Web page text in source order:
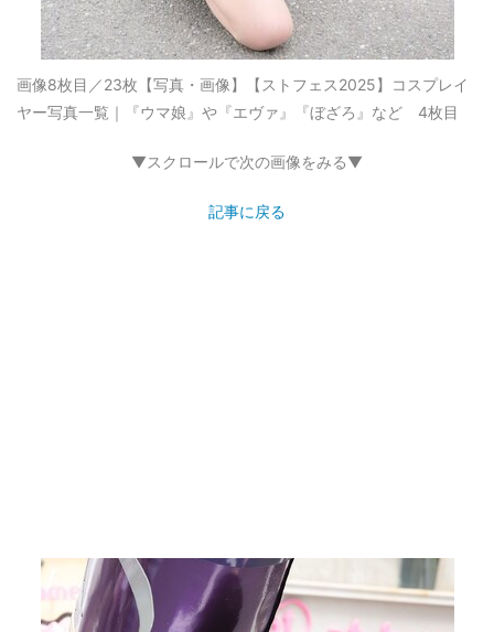
画像8枚目／23枚 【写真・画像】【ストフェス2025】コスプレイ
ヤー写真一覧｜『ウマ娘』や『エヴァ』『ぼざろ』など 4枚目
▼スクロールで次の画像をみる▼
記事に戻る